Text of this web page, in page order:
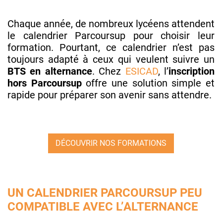
Chaque année, de nombreux lycéens attendent
le calendrier Parcoursup pour choisir leur
formation. Pourtant, ce calendrier n’est pas
toujours adapté à ceux qui veulent suivre un
BTS en alternance. Chez ESICAD, l’inscription
hors Parcoursupoffre une solution simple et
rapide pour préparer son avenir sans attendre.
DÉCOUVRIR NOS FORMATIONS
UN CALENDRIER PARCOURSUP PEU
COMPATIBLE AVEC L’ALTERNANCE